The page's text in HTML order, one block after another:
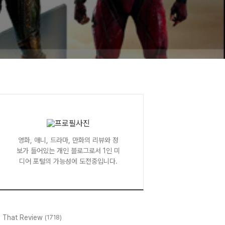
영화, 애니, 드라마, 만화의 리뷰와 정
보가 들어있는 개인 블로그로서 1인 미
디어 포털의 가능성에 도전중입니다.
That Review (1718)